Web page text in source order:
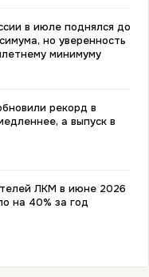
в июле поднялся до
но уверенность
минимуму
рекорд в
а выпуск в
ЛКМ в июне 2026
на 40% за год